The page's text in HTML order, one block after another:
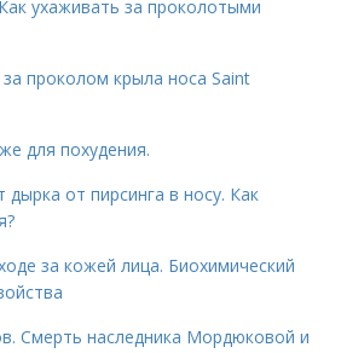
ухаживать за проколотыми
проколом крыла носа Saint
для похудения.
дырка от пирсинга в носу. Как
за кожей лица. Биохимический
Смерть наследника Мордюковой и